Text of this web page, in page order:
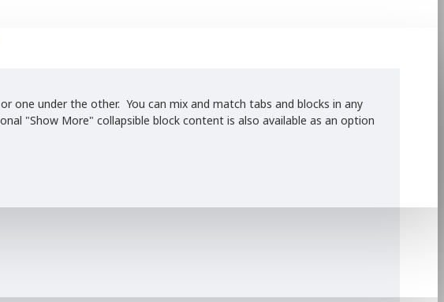
one under the other. You can mix and match tabs and blocks in any
"Show More" collapsible block content is also available as an option